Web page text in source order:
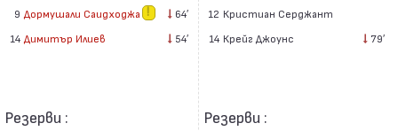
9 Дормушали Саидходжа
64′
14 Димитър Илиев 54′
Резерви :
12 Кристиан Серджант
14 Крейг Джоунс 79′
Резерви :